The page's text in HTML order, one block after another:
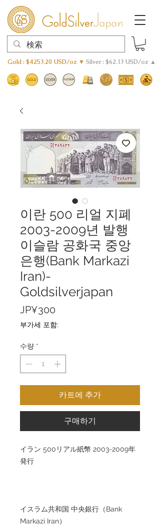
Gold : $4253.20 USD/oz ▼ Silver : $62.13 USD/oz ▲
이란 500 리얼 지폐
2003-2009년 발행
이슬람 공화국 중앙
은행(Bank Markazi
Iran)-
Goldsilverjapan
JP¥300
격
부가세 포함:
수량 *
카트에 추가
구매하기
イラン 500リアル紙幣 2003-2009年
発行
イスラム共和国 中央銀行（Bank
Markazi Iran）